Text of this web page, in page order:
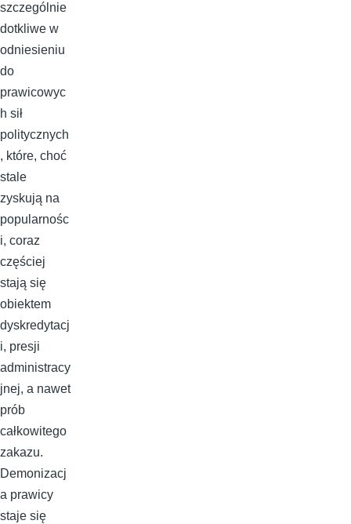
szczególnie
dotkliwe w
odniesieniu
do
prawicowyc
h sił
politycznych
, które, choć
stale
zyskują na
popularnośc
i, coraz
częściej
stają się
obiektem
dyskredytacj
i, presji
administracy
jnej, a nawet
prób
całkowitego
zakazu.
Demonizacj
a prawicy
staje się